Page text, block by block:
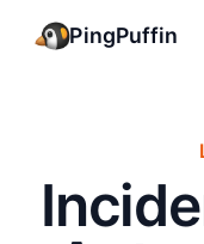
PingPuffin